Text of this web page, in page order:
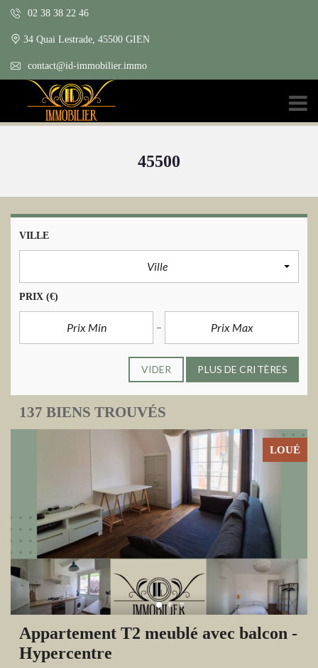
02 38 38 22 46
34 Quai Lestrade, 45500 GIEN
contact@id-immobilier.immo
45500
VILLE
Ville
PRIX (€)
VIDER PLUS DE CRITÈRES
137 BIENS TROUVÉS
LOUÉ
Appartement T2 meublé avec balcon -
Hypercentre